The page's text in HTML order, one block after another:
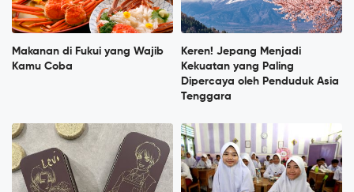
Makanan di Fukui yang Wajib
Kamu Coba
Keren! Jepang Menjadi
Kekuatan yang Paling
Dipercaya oleh Penduduk Asia
Tenggara